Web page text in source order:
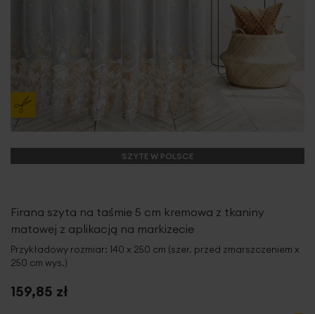
SZYTE W POLSCE
Firana szyta na taśmie 5 cm kremowa z tkaniny
matowej z aplikacją na markizecie
Przykładowy rozmiar: 140 x 250 cm (szer. przed zmarszczeniem x
250 cm wys.)
159,85 zł